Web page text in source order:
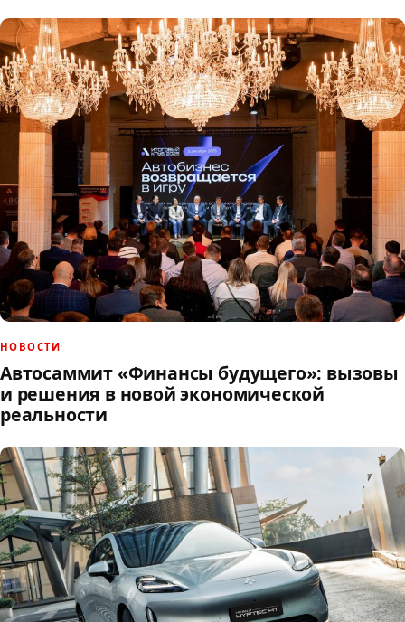
НОВОСТИ
Автосаммит «Финансы будущего»: вызовы
и решения в новой экономической
реальности